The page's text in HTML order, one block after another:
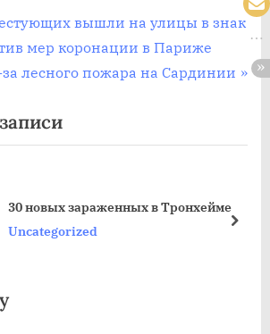
вышли на улицы в знак
мер коронации в Париже
лесного пожара на Сардинии
30 новых зараженных в Тронхейме
Uncategorized